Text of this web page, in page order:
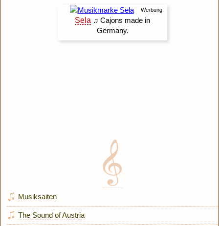
Musiksaiten
The Sound of Austria